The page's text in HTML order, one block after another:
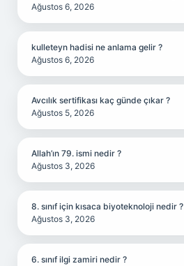
Ağustos 6, 2026
kulleteyn hadisi ne anlama gelir ?
Ağustos 6, 2026
Avcılık sertifikası kaç günde çıkar ?
Ağustos 5, 2026
Allah’ın 79. ismi nedir ?
Ağustos 3, 2026
8. sınıf için kısaca biyoteknoloji nedir ?
Ağustos 3, 2026
6. sınıf ilgi zamiri nedir ?